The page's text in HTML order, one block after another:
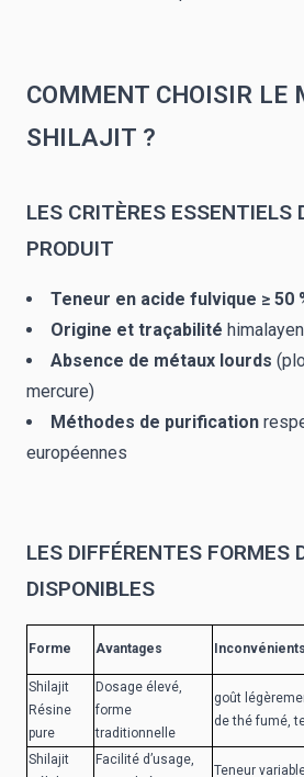
COMMENT CHOISIR LE
SHILAJIT ?
LES CRITÈRES ESSENTIELS
PRODUIT
Teneur en acide fulvique ≥ 50
Origine et traçabilité
Absence de métaux lourds
mercure)
Méthodes de purification
européennes
LES DIFFÉRENTES FORMES
DISPONIBLES
Forme Avantages Inconvénients
Shilajit
Résine
pure
Dosage élevé,
forme
traditionnelle
goût
de thé fumé,
Shilajit
Facilité d’usage,
Teneur